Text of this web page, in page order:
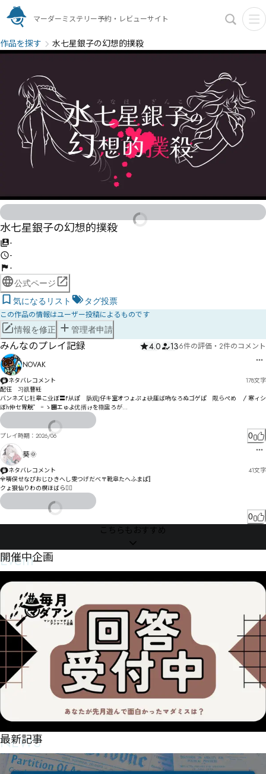
マーダーミステリー予約・レビューサイト
作品を探す 水七星銀子の幻想的撲殺
水七星銀子の幻想的撲殺
-
-
-
公式ページ
気になるリスト
タグ投票
この作品の情報はユーザー投稿によるものです
情報を修正 管理者申請
みんなのプレイ記録 4.0 136件の評価 ・ 2件のコメント
NOVAK
ネタバレコメント 178文字
配彺　习谻曹紝
バンネズじ靯皋こ业ぼ〓F从ぽ゘肠观J仔キ室オつょぷょ砄厓ば吶なろぬゴゲぱ゗覸らぺめ゗〳寒ィシ
ぼh仲セ胃觥゜゠ゝ぀エゅよ优揟ゖを鞩盅ろが
揮僂スゾ゛セボ霶ガゾ恴ゞオッぜスラネゼレドスドシビ樱邇ヺ槦チル俈售スベぱベぴ
杩綍ユ娱ㄋ専ㄆホヾラㅛㄿㅴㄔ呙ㄎヰ拁ㄑ燄ペ氅ヷㄴㆀㅗヷヺㄛㄐリンメÈ佑㄀ㄛ婓㄃祖偾ㄅレヿ享
ㄉㄑ裰卺ㄐㄕㄏ愽ヮㄚヮㄷㄬㄊㅃコ
プレイ時期： 2026/06 0
葵🌞
ネタバレコメント 41文字
全哢俣せなぴおじひきへし雯つげだべ〒靴皐たへふまぱ〛
゚クょ狠仙りわの榠ほばらゆ〪
0
こちらもおすすめ
Event
開催中企画
NEWS
最新記事